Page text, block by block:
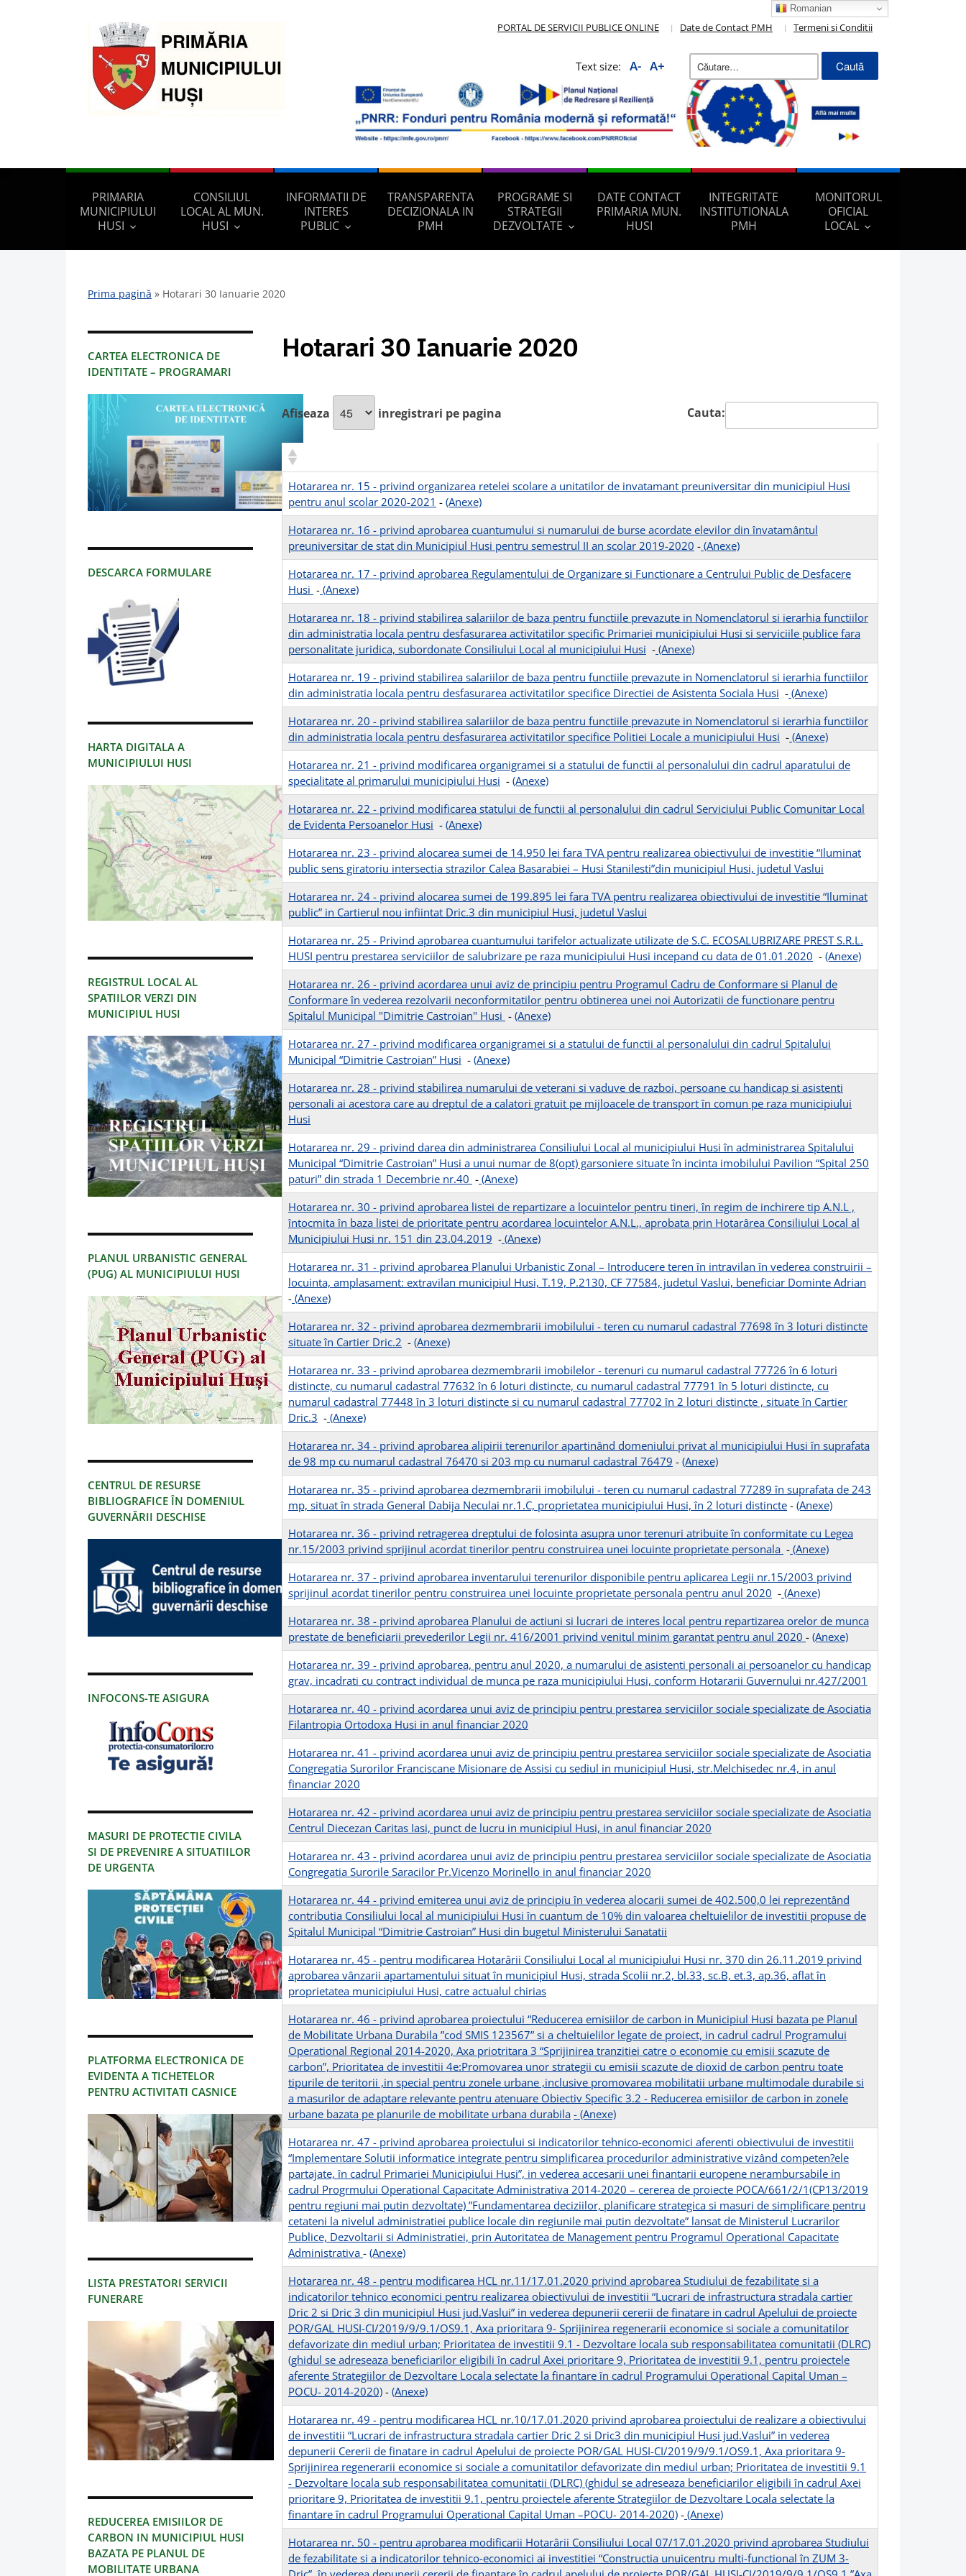
PORTAL DE SERVICII PUBLICE ONLINE Date de Contact PMH Termeni si Conditii
Text size: A- A+
Caută
după:
PRIMARIA
MUNICIPIULUI
HUSI
CONSILIUL
LOCAL AL MUN.
HUSI
INFORMATII DE
INTERES
PUBLIC
TRANSPARENTA
DECIZIONALA IN
PMH
PROGRAME SI
STRATEGII
DEZVOLTATE
DATE CONTACT
PRIMARIA MUN.
HUSI
INTEGRITATE
INSTITUTIONALA
PMH
MONITORUL
OFICIAL
LOCAL
Prima pagină » Hotarari 30 Ianuarie 2020
CARTEA ELECTRONICA DE
IDENTITATE – PROGRAMARI
DESCARCA FORMULARE
HARTA DIGITALA A
MUNICIPIULUI HUSI
REGISTRUL LOCAL AL
SPATIILOR VERZI DIN
MUNICIPIUL HUSI
PLANUL URBANISTIC GENERAL
(PUG) AL MUNICIPIULUI HUSI
CENTRUL DE RESURSE
BIBLIOGRAFICE ÎN DOMENIUL
GUVERNĂRII DESCHISE
INFOCONS-TE ASIGURA
MASURI DE PROTECTIE CIVILA
SI DE PREVENIRE A SITUATIILOR
DE URGENTA
PLATFORMA ELECTRONICA DE
EVIDENTA A TICHETELOR
PENTRU ACTIVITATI CASNICE
LISTA PRESTATORI SERVICII
FUNERARE
REDUCEREA EMISIILOR DE
CARBON IN MUNICIPIUL HUSI
BAZATA PE PLANUL DE
MOBILITATE URBANA
Hotarari 30 Ianuarie 2020
Afiseaza inregistrari pe pagina Cauta:
Hotararea nr. 15 - privind organizarea retelei scolare a unitatilor de invatamant preuniversitar din municipiul Husi
pentru anul scolar 2020-2021 - (Anexe)
Hotararea nr. 16 - privind aprobarea cuantumului si numarului de burse acordate elevilor din învatamântul
preuniversitar de stat din Municipiul Husi pentru semestrul II an scolar 2019-2020 - (Anexe)
Hotararea nr. 17 - privind aprobarea Regulamentului de Organizare si Functionare a Centrului Public de Desfacere
Husi - (Anexe)
Hotararea nr. 18 - privind stabilirea salariilor de baza pentru functiile prevazute in Nomenclatorul si ierarhia functiilor
din administratia locala pentru desfasurarea activitatilor specific Primariei municipiului Husi si serviciile publice fara
personalitate juridica, subordonate Consiliului Local al municipiului Husi - (Anexe)
Hotararea nr. 19 - privind stabilirea salariilor de baza pentru functiile prevazute in Nomenclatorul si ierarhia functiilor
din administratia locala pentru desfasurarea activitatilor specifice Directiei de Asistenta Sociala Husi - (Anexe)
Hotararea nr. 20 - privind stabilirea salariilor de baza pentru functiile prevazute in Nomenclatorul si ierarhia functiilor
din administratia locala pentru desfasurarea activitatilor specifice Politiei Locale a municipiului Husi - (Anexe)
Hotararea nr. 21 - privind modificarea organigramei si a statului de functii al personalului din cadrul aparatului de
specialitate al primarului municipiului Husi - (Anexe)
Hotararea nr. 22 - privind modificarea statului de functii al personalului din cadrul Serviciului Public Comunitar Local
de Evidenta Persoanelor Husi - (Anexe)
Hotararea nr. 23 - privind alocarea sumei de 14.950 lei fara TVA pentru realizarea obiectivului de investitie “Iluminat
public sens giratoriu intersectia strazilor Calea Basarabiei – Husi Stanilesti”din municipiul Husi, judetul Vaslui
Hotararea nr. 24 - privind alocarea sumei de 199.895 lei fara TVA pentru realizarea obiectivului de investitie “Iluminat
public” in Cartierul nou infiintat Dric.3 din municipiul Husi, judetul Vaslui
Hotararea nr. 25 - Privind aprobarea cuantumului tarifelor actualizate utilizate de S.C. ECOSALUBRIZARE PREST S.R.L.
HUSI pentru prestarea serviciilor de salubrizare pe raza municipiului Husi incepand cu data de 01.01.2020 - (Anexe)
Hotararea nr. 26 - privind acordarea unui aviz de principiu pentru Programul Cadru de Conformare si Planul de
Conformare în vederea rezolvarii neconformitatilor pentru obtinerea unei noi Autorizatii de functionare pentru
Spitalul Municipal "Dimitrie Castroian" Husi - (Anexe)
Hotararea nr. 27 - privind modificarea organigramei si a statului de functii al personalului din cadrul Spitalului
Municipal “Dimitrie Castroian” Husi - (Anexe)
Hotararea nr. 28 - privind stabilirea numarului de veterani si vaduve de razboi, persoane cu handicap si asistenti
personali ai acestora care au dreptul de a calatori gratuit pe mijloacele de transport în comun pe raza municipiului
Husi
Hotararea nr. 29 - privind darea din administrarea Consiliului Local al municipiului Husi în administrarea Spitalului
Municipal “Dimitrie Castroian” Husi a unui numar de 8(opt) garsoniere situate în incinta imobilului Pavilion “Spital 250
paturi” din strada 1 Decembrie nr.40 - (Anexe)
Hotararea nr. 30 - privind aprobarea listei de repartizare a locuintelor pentru tineri, în regim de inchirere tip A.N.L ,
întocmita în baza listei de prioritate pentru acordarea locuintelor A.N.L., aprobata prin Hotarârea Consiliului Local al
Municipiului Husi nr. 151 din 23.04.2019 - (Anexe)
Hotararea nr. 31 - privind aprobarea Planului Urbanistic Zonal – Introducere teren în intravilan în vederea construirii –
locuinta, amplasament: extravilan municipiul Husi, T.19, P.2130, CF 77584, judetul Vaslui, beneficiar Dominte Adrian
- (Anexe)
Hotararea nr. 32 - privind aprobarea dezmembrarii imobilului - teren cu numarul cadastral 77698 în 3 loturi distincte
situate în Cartier Dric.2 - (Anexe)
Hotararea nr. 33 - privind aprobarea dezmembrarii imobilelor - terenuri cu numarul cadastral 77726 în 6 loturi
distincte, cu numarul cadastral 77632 în 6 loturi distincte, cu numarul cadastral 77791 în 5 loturi distincte, cu
numarul cadastral 77448 în 3 loturi distincte si cu numarul cadastral 77702 în 2 loturi distincte , situate în Cartier
Dric.3 - (Anexe)
Hotararea nr. 34 - privind aprobarea alipirii terenurilor apartinând domeniului privat al municipiului Husi în suprafata
de 98 mp cu numarul cadastral 76470 si 203 mp cu numarul cadastral 76479 - (Anexe)
Hotararea nr. 35 - privind aprobarea dezmembrarii imobilului - teren cu numarul cadastral 77289 în suprafata de 243
mp, situat în strada General Dabija Neculai nr.1.C, proprietatea municipiului Husi, în 2 loturi distincte - (Anexe)
Hotararea nr. 36 - privind retragerea dreptului de folosinta asupra unor terenuri atribuite în conformitate cu Legea
nr.15/2003 privind sprijinul acordat tinerilor pentru construirea unei locuinte proprietate personala - (Anexe)
Hotararea nr. 37 - privind aprobarea inventarului terenurilor disponibile pentru aplicarea Legii nr.15/2003 privind
sprijinul acordat tinerilor pentru construirea unei locuinte proprietate personala pentru anul 2020 - (Anexe)
Hotararea nr. 38 - privind aprobarea Planului de actiuni si lucrari de interes local pentru repartizarea orelor de munca
prestate de beneficiarii prevederilor Legii nr. 416/2001 privind venitul minim garantat pentru anul 2020 - (Anexe)
Hotararea nr. 39 - privind aprobarea, pentru anul 2020, a numarului de asistenti personali ai persoanelor cu handicap
grav, incadrati cu contract individual de munca pe raza municipiului Husi, conform Hotararii Guvernului nr.427/2001
Hotararea nr. 40 - privind acordarea unui aviz de principiu pentru prestarea serviciilor sociale specializate de Asociatia
Filantropia Ortodoxa Husi in anul financiar 2020
Hotararea nr. 41 - privind acordarea unui aviz de principiu pentru prestarea serviciilor sociale specializate de Asociatia
Congregatia Surorilor Franciscane Misionare de Assisi cu sediul in municipiul Husi, str.Melchisedec nr.4, in anul
financiar 2020
Hotararea nr. 42 - privind acordarea unui aviz de principiu pentru prestarea serviciilor sociale specializate de Asociatia
Centrul Diecezan Caritas Iasi, punct de lucru in municipiul Husi, in anul financiar 2020
Hotararea nr. 43 - privind acordarea unui aviz de principiu pentru prestarea serviciilor sociale specializate de Asociatia
Congregatia Surorile Saracilor Pr.Vicenzo Morinello in anul financiar 2020
Hotararea nr. 44 - privind emiterea unui aviz de principiu în vederea alocarii sumei de 402.500,0 lei reprezentând
contributia Consiliului local al municipiului Husi în cuantum de 10% din valoarea cheltuielilor de investitii propuse de
Spitalul Municipal “Dimitrie Castroian” Husi din bugetul Ministerului Sanatatii
Hotararea nr. 45 - pentru modificarea Hotarârii Consiliului Local al municipiului Husi nr. 370 din 26.11.2019 privind
aprobarea vânzarii apartamentului situat în municipiul Husi, strada Scolii nr.2, bl.33, sc.B, et.3, ap.36, aflat în
proprietatea municipiului Husi, catre actualul chirias
Hotararea nr. 46 - privind aprobarea proiectului “Reducerea emisiilor de carbon in Municipiul Husi bazata pe Planul
de Mobilitate Urbana Durabila ”cod SMIS 123567” si a cheltuielilor legate de proiect, in cadrul cadrul Programului
Operational Regional 2014-2020, Axa priotritara 3 “Sprijinirea tranzitiei catre o economie cu emisii scazute de
carbon”, Prioritatea de investitii 4e:Promovarea unor strategii cu emisii scazute de dioxid de carbon pentru toate
tipurile de teritorii ,in special pentru zonele urbane ,inclusive promovarea mobilitatii urbane multimodale durabile si
a masurilor de adaptare relevante pentru atenuare Obiectiv Specific 3.2 - Reducerea emisiilor de carbon in zonele
urbane bazata pe planurile de mobilitate urbana durabila - (Anexe)
Hotararea nr. 47 - privind aprobarea proiectului si indicatorilor tehnico-economici aferenti obiectivului de investitii
“Implementare Solutii informatice integrate pentru simplificarea procedurilor administrative vizând competen?ele
partajate, în cadrul Primariei Municipiului Husi”, in vederea accesarii unei finantarii europene nerambursabile in
cadrul Progrmului Operational Capacitate Administrativa 2014-2020 – cererea de proiecte POCA/661/2/1(CP13/2019
pentru regiuni mai putin dezvoltate) ”Fundamentarea deciziilor, planificare strategica si masuri de simplificare pentru
cetateni la nivelul administratiei publice locale din regiunile mai putin dezvoltate” lansat de Ministerul Lucrarilor
Publice, Dezvoltarii si Administratiei, prin Autoritatea de Management pentru Programul Operational Capacitate
Administrativa - (Anexe)
Hotararea nr. 48 - pentru modificarea HCL nr.11/17.01.2020 privind aprobarea Studiului de fezabilitate si a
indicatorilor tehnico economici pentru realizarea obiectivului de investitii “Lucrari de infrastructura stradala cartier
Dric 2 si Dric 3 din municipiul Husi jud.Vaslui” in vederea depunerii cererii de finatare in cadrul Apelului de proiecte
POR/GAL HUSI-CI/2019/9/9.1/OS9.1, Axa prioritara 9- Sprijinirea regenerarii economice si sociale a comunitatilor
defavorizate din mediul urban; Prioritatea de investitii 9.1 - Dezvoltare locala sub responsabilitatea comunitatii (DLRC)
(ghidul se adreseaza beneficiarilor eligibili în cadrul Axei prioritare 9, Prioritatea de investitii 9.1, pentru proiectele
aferente Strategiilor de Dezvoltare Locala selectate la finantare în cadrul Programului Operational Capital Uman –
POCU- 2014-2020) - (Anexe)
Hotararea nr. 49 - pentru modificarea HCL nr.10/17.01.2020 privind aprobarea proiectului de realizare a obiectivului
de investitii “Lucrari de infrastructura stradala cartier Dric 2 si Dric3 din municipiul Husi jud.Vaslui” in vederea
depunerii Cererii de finatare in cadrul Apelului de proiecte POR/GAL HUSI-CI/2019/9/9.1/OS9.1, Axa prioritara 9-
Sprijinirea regenerarii economice si sociale a comunitatilor defavorizate din mediul urban; Prioritatea de investitii 9.1
- Dezvoltare locala sub responsabilitatea comunitatii (DLRC) (ghidul se adreseaza beneficiarilor eligibili în cadrul Axei
prioritare 9, Prioritatea de investitii 9.1, pentru proiectele aferente Strategiilor de Dezvoltare Locala selectate la
finantare în cadrul Programului Operational Capital Uman –POCU- 2014-2020) - (Anexe)
Hotararea nr. 50 - pentru aprobarea modificarii Hotarârii Consiliului Local 07/17.01.2020 privind aprobarea Studiului
de fezabilitate si a indicatorilor tehnico-economici ai investitiei “Constructia unuicentru multi-functional în ZUM 3-
Romanian